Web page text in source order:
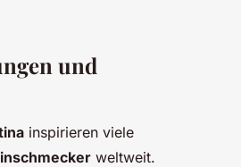
und
inspirieren viele
weltweit.